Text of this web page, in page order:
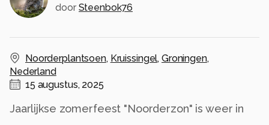
door Steenbok76
Noorderplantsoen, Kruissingel, Groningen,
Nederland
15 augustus, 2025
Jaarlijkse zomerfeest "Noorderzon" is weer in